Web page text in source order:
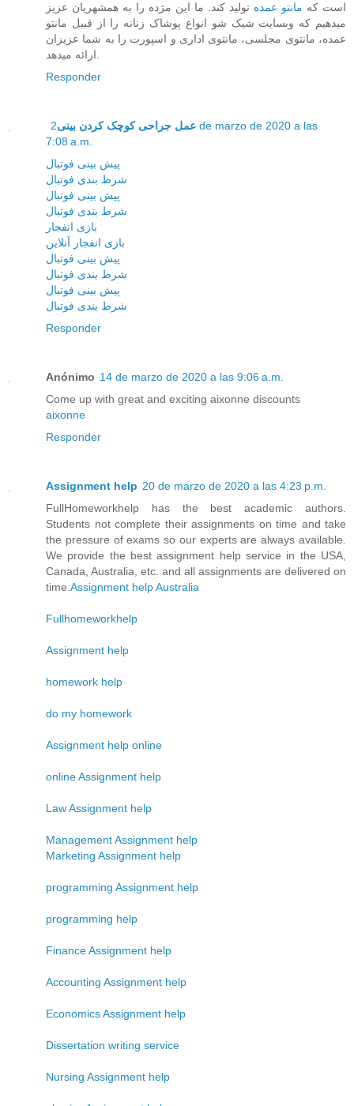
است که مانتو عمده تولید کند. ما این مژده را به همشهریان عزیز
میدهیم که وبسایت شیک شو انواع پوشاک زنانه را از قبیل مانتو
عمده، مانتوی مجلسی، مانتوی اداری و اسپورت را به شما عزیزان
Responder
عمل جراحی کوچک کردن بینی2 de marzo de 2020 a las
7:08 a.m.
پیش بینی فوتبال
شرط بندی فوتبال
پیش بینی فوتبال
شرط بندی فوتبال
بازی انفجار
بازی انفجار آنلاین
پیش بینی فوتبال
شرط بندی فوتبال
پیش بینی فوتبال
شرط بندی فوتبال
Responder
Anónimo 14 de marzo de 2020 a las 9:06 a.m.
Come up with great and exciting aixonne discounts
aixonne
Responder
Assignment help 20 de marzo de 2020 a las 4:23 p.m.
FullHomeworkhelp has the best academic authors.
Students not complete their assignments on time and take
the pressure of exams so our experts are always available.
We provide the best assignment help service in the USA,
Canada, Australia, etc. and all assignments are delivered on
time. Assignment help Australia
Fullhomeworkhelp
Assignment help
homework help
do my homework
Assignment help online
online Assignment help
Law Assignment help
Management Assignment help
Marketing Assignment help
programming Assignment help
programming help
Finance Assignment help
Accounting Assignment help
Economics Assignment help
Dissertation writing service
Nursing Assignment help